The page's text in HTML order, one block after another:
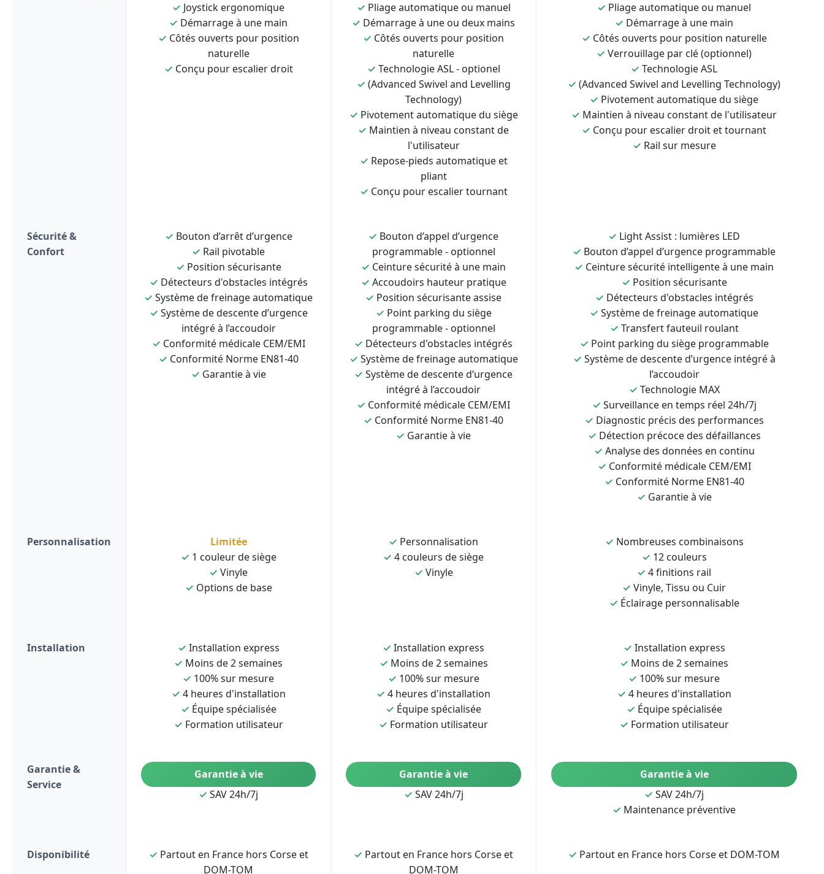
✓ Joystick ergonomique
✓ Démarrage à une main
✓ Côtés ouverts pour position
naturelle
✓ Conçu pour escalier droit
✓ Pliage automatique ou manuel
✓ Démarrage à une ou deux mains
✓ Côtés ouverts pour position
naturelle
✓ Technologie ASL - optionel
✓ (Advanced Swivel and Levelling
Technology)
✓ Pivotement automatique du siège
✓ Maintien à niveau constant de
l'utilisateur
✓ Repose-pieds automatique et
pliant
✓ Conçu pour escalier tournant
✓ Pliage automatique ou manuel
✓ Démarrage à une main
✓ Côtés ouverts pour position naturelle
✓ Verrouillage par clé (optionnel)
✓ Technologie ASL
✓ (Advanced Swivel and Levelling Technology)
✓ Pivotement automatique du siège
✓ Maintien à niveau constant de l'utilisateur
✓ Conçu pour escalier droit et tournant
✓ Rail sur mesure
Sécurité &
Confort
✓ Bouton d’arrêt d’urgence
✓ Rail pivotable
✓ Position sécurisante
✓ Détecteurs d'obstacles intégrés
✓ Système de freinage automatique
✓ Système de descente d’urgence
intégré à l’accoudoir
✓ Conformité médicale CEM/EMI
✓ Conformité Norme EN81-40
✓ Garantie à vie
✓ Bouton d’appel d’urgence
programmable - optionnel
✓ Ceinture sécurité à une main
✓ Accoudoirs hauteur pratique
✓ Position sécurisante assise
✓ Point parking du siège
programmable - optionnel
✓ Détecteurs d'obstacles intégrés
✓ Système de freinage automatique
✓ Système de descente d’urgence
intégré à l’accoudoir
✓ Conformité médicale CEM/EMI
✓ Conformité Norme EN81-40
✓ Garantie à vie
✓ Light Assist : lumières LED
✓ Bouton d’appel d’urgence programmable
✓ Ceinture sécurité intelligente à une main
✓ Position sécurisante
✓ Détecteurs d'obstacles intégrés
✓ Système de freinage automatique
✓ Transfert fauteuil roulant
✓ Point parking du siège programmable
✓ Système de descente d’urgence intégré à
l’accoudoir
✓ Technologie MAX
✓ Surveillance en temps réel 24h/7j
✓ Diagnostic précis des performances
✓ Détection précoce des défaillances
✓ Analyse des données en continu
✓ Conformité médicale CEM/EMI
✓ Conformité Norme EN81-40
✓ Garantie à vie
Personnalisation
Limitée
✓ 1 couleur de siège
✓ Vinyle
✓ Options de base
✓ Personnalisation
✓ 4 couleurs de siège
✓ Vinyle
✓ Nombreuses combinaisons
✓ 12 couleurs
✓ 4 finitions rail
✓ Vinyle, Tissu ou Cuir
✓ Éclairage personnalisable
Installation ✓ Installation express
✓ Moins de 2 semaines
✓ 100% sur mesure
✓ 4 heures d'installation
✓ Équipe spécialisée
✓ Formation utilisateur
✓ Installation express
✓ Moins de 2 semaines
✓ 100% sur mesure
✓ 4 heures d'installation
✓ Équipe spécialisée
✓ Formation utilisateur
✓ Installation express
✓ Moins de 2 semaines
✓ 100% sur mesure
✓ 4 heures d'installation
✓ Équipe spécialisée
✓ Formation utilisateur
Garantie &
Service
Garantie à vie
✓ SAV 24h/7j
Garantie à vie
✓ SAV 24h/7j
Garantie à vie
✓ SAV 24h/7j
✓ Maintenance préventive
Disponibilité ✓ Partout en France hors Corse et
DOM-TOM
✓ Partout en France hors Corse et
DOM-TOM
✓ Partout en France hors Corse et DOM-TOM